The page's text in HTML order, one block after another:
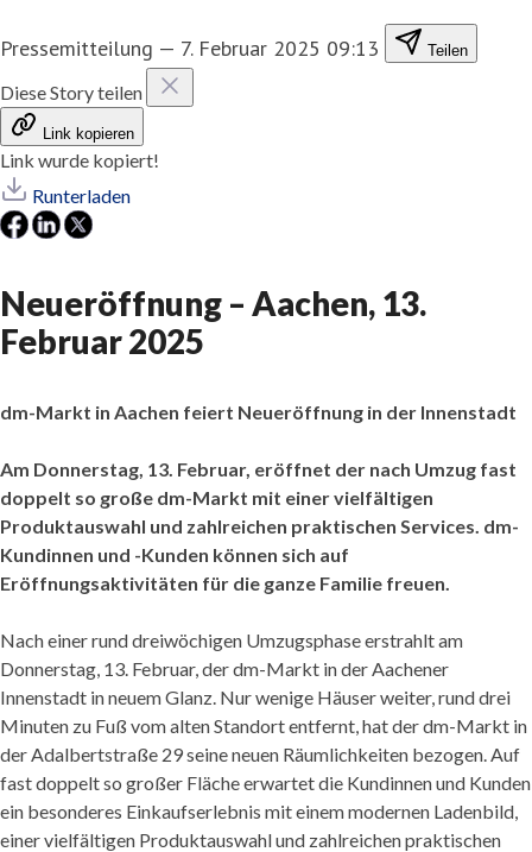
Pressemitteilung — 7. Februar 2025 09:13 Teilen
Diese Story teilen
Link kopieren
Link wurde kopiert!
Runterladen
Neueröffnung – Aachen, 13.
Februar 2025
dm-Markt in Aachen feiert Neueröffnung in der Innenstadt
Am Donnerstag, 13. Februar, eröffnet der nach Umzug fast
doppelt so große dm-Markt mit einer vielfältigen
Produktauswahl und zahlreichen praktischen Services. dm-
Kundinnen und -Kunden können sich auf
Eröffnungsaktivitäten für die ganze Familie freuen.
Nach einer rund dreiwöchigen Umzugsphase erstrahlt am
Donnerstag, 13. Februar, der dm-Markt in der Aachener
Innenstadt in neuem Glanz. Nur wenige Häuser weiter, rund drei
Minuten zu Fuß vom alten Standort entfernt, hat der dm-Markt in
der Adalbertstraße 29 seine neuen Räumlichkeiten bezogen. Auf
fast doppelt so großer Fläche erwartet die Kundinnen und Kunden
ein besonderes Einkaufserlebnis mit einem modernen Ladenbild,
einer vielfältigen Produktauswahl und zahlreichen praktischen